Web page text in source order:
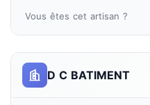
Vous êtes cet artisan ?
D C BATIMENT